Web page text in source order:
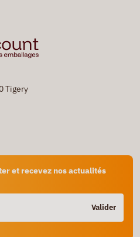
Tigery
et recevez nos actualités
Valider